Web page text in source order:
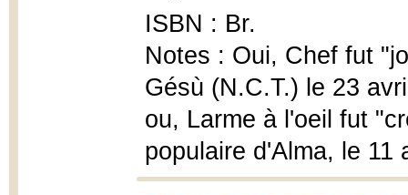
ISBN : Br.
Notes : Oui, Chef fut
Gésù (N.C.T.) le 23
ou, Larme à l'oeil fut
populaire d'Alma, le